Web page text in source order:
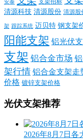
安泰
清源科技 清源股份 清源股
架 跟踪系统 迈贝特 钢支架
阳能支架 铝光伏
支架 铝合金市场
架行情 铝合金支架走
价格 镀锌支架价格
光伏支架推荐
2026年8月7日